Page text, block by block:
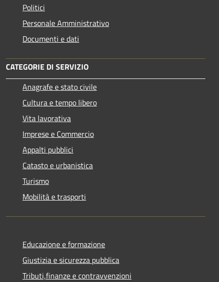
Politici
Personale Amministrativo
Documenti e dati
CATEGORIE DI SERVIZIO
Anagrafe e stato civile
Cultura e tempo libero
Vita lavorativa
Imprese e Commercio
Appalti pubblici
Catasto e urbanistica
Turismo
Mobilità e trasporti
Educazione e formazione
Giustizia e sicurezza pubblica
Tributi,finanze e contravvenzioni